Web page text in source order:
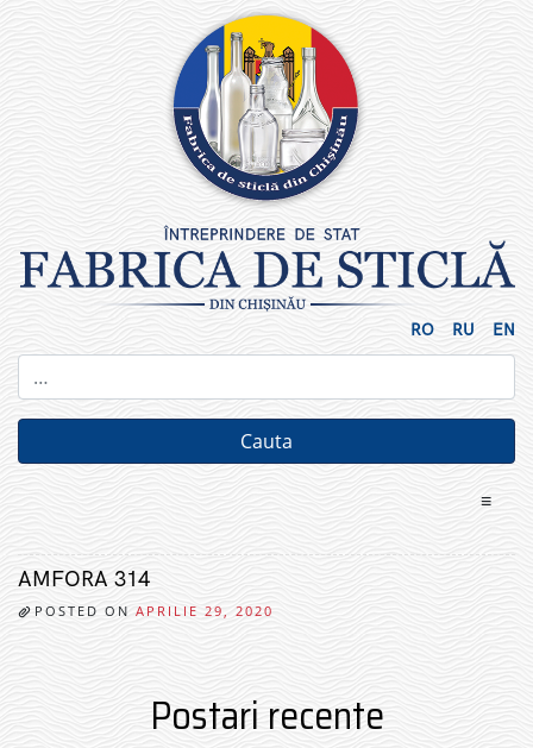
RO RU EN
≡
AMFORA 314
POSTED ON APRILIE 29, 2020
Postari recente